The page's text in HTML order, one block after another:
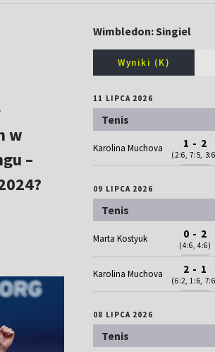
w
–
Wimbledon: Singiel
Wyniki (K)
11 LIPCA 2026
Tenis
Karolina Muchova 1 - 2
(2:6, 7:5,
09 LIPCA 2026
Tenis
Marta Kostyuk 0 - 2
(4:6, 4:6)
Karolina Muchova 2 - 1
(6:2, 1:6,
08 LIPCA 2026
Tenis